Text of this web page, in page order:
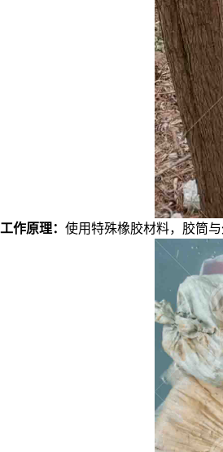
工作原理： 使用特殊橡胶材料，胶筒与